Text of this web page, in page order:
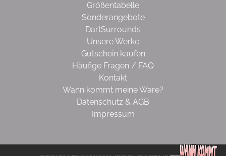
Größentabelle
Sonderangebote
DartSurrounds
Unsere Werke
Gutschein kaufen
Häufige Fragen / FAQ
Kontakt
Wann kommt meine Ware?
Datenschutz & AGB
Impressum